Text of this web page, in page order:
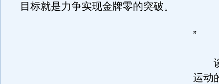
目标就是力争实现金牌零的突破。
”
谈
运动